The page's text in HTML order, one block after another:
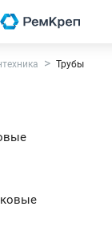
Трубы